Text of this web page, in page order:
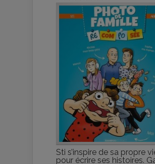
Sti s’inspire de sa propre
pour écrire ses histoires.